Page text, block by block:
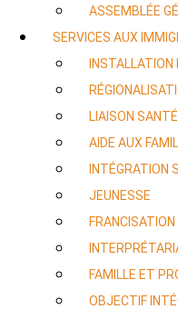
ASSEMBLÉE
SERVICES AUX
LIAISON SANTÉ
AIDE AUX
INTÉGRATION
JEUNESSE
FRANCISATION
FAMILLE ET
OBJECTIF